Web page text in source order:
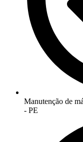
Manutenção de
- PE